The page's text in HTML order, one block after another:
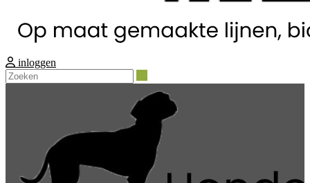
inloggen